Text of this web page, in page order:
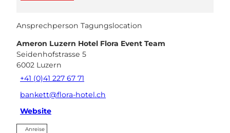
Ansprechperson Tagungslocation
Ameron Luzern Hotel Flora Event Team
Seidenhofstrasse 5
6002 Luzern
+41 (0)41 227 67 71
bankett@flora-hotel.ch
Website
Anreise